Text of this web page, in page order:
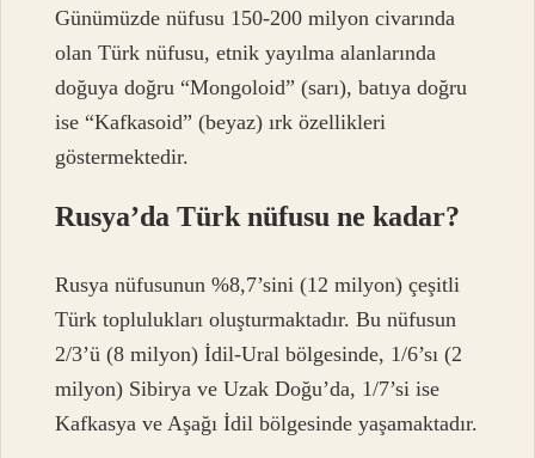
Günümüzde nüfusu 150-200 milyon civarında
olan Türk nüfusu, etnik yayılma alanlarında
doğuya doğru “Mongoloid” (sarı), batıya doğru
ise “Kafkasoid” (beyaz) ırk özellikleri
göstermektedir.
Rusya’da Türk nüfusu ne kadar?
Rusya nüfusunun %8,7’sini (12 milyon) çeşitli
Türk toplulukları oluşturmaktadır. Bu nüfusun
2/3’ü (8 milyon) İdil-Ural bölgesinde, 1/6’sı (2
milyon) Sibirya ve Uzak Doğu’da, 1/7’si ise
Kafkasya ve Aşağı İdil bölgesinde yaşamaktadır.